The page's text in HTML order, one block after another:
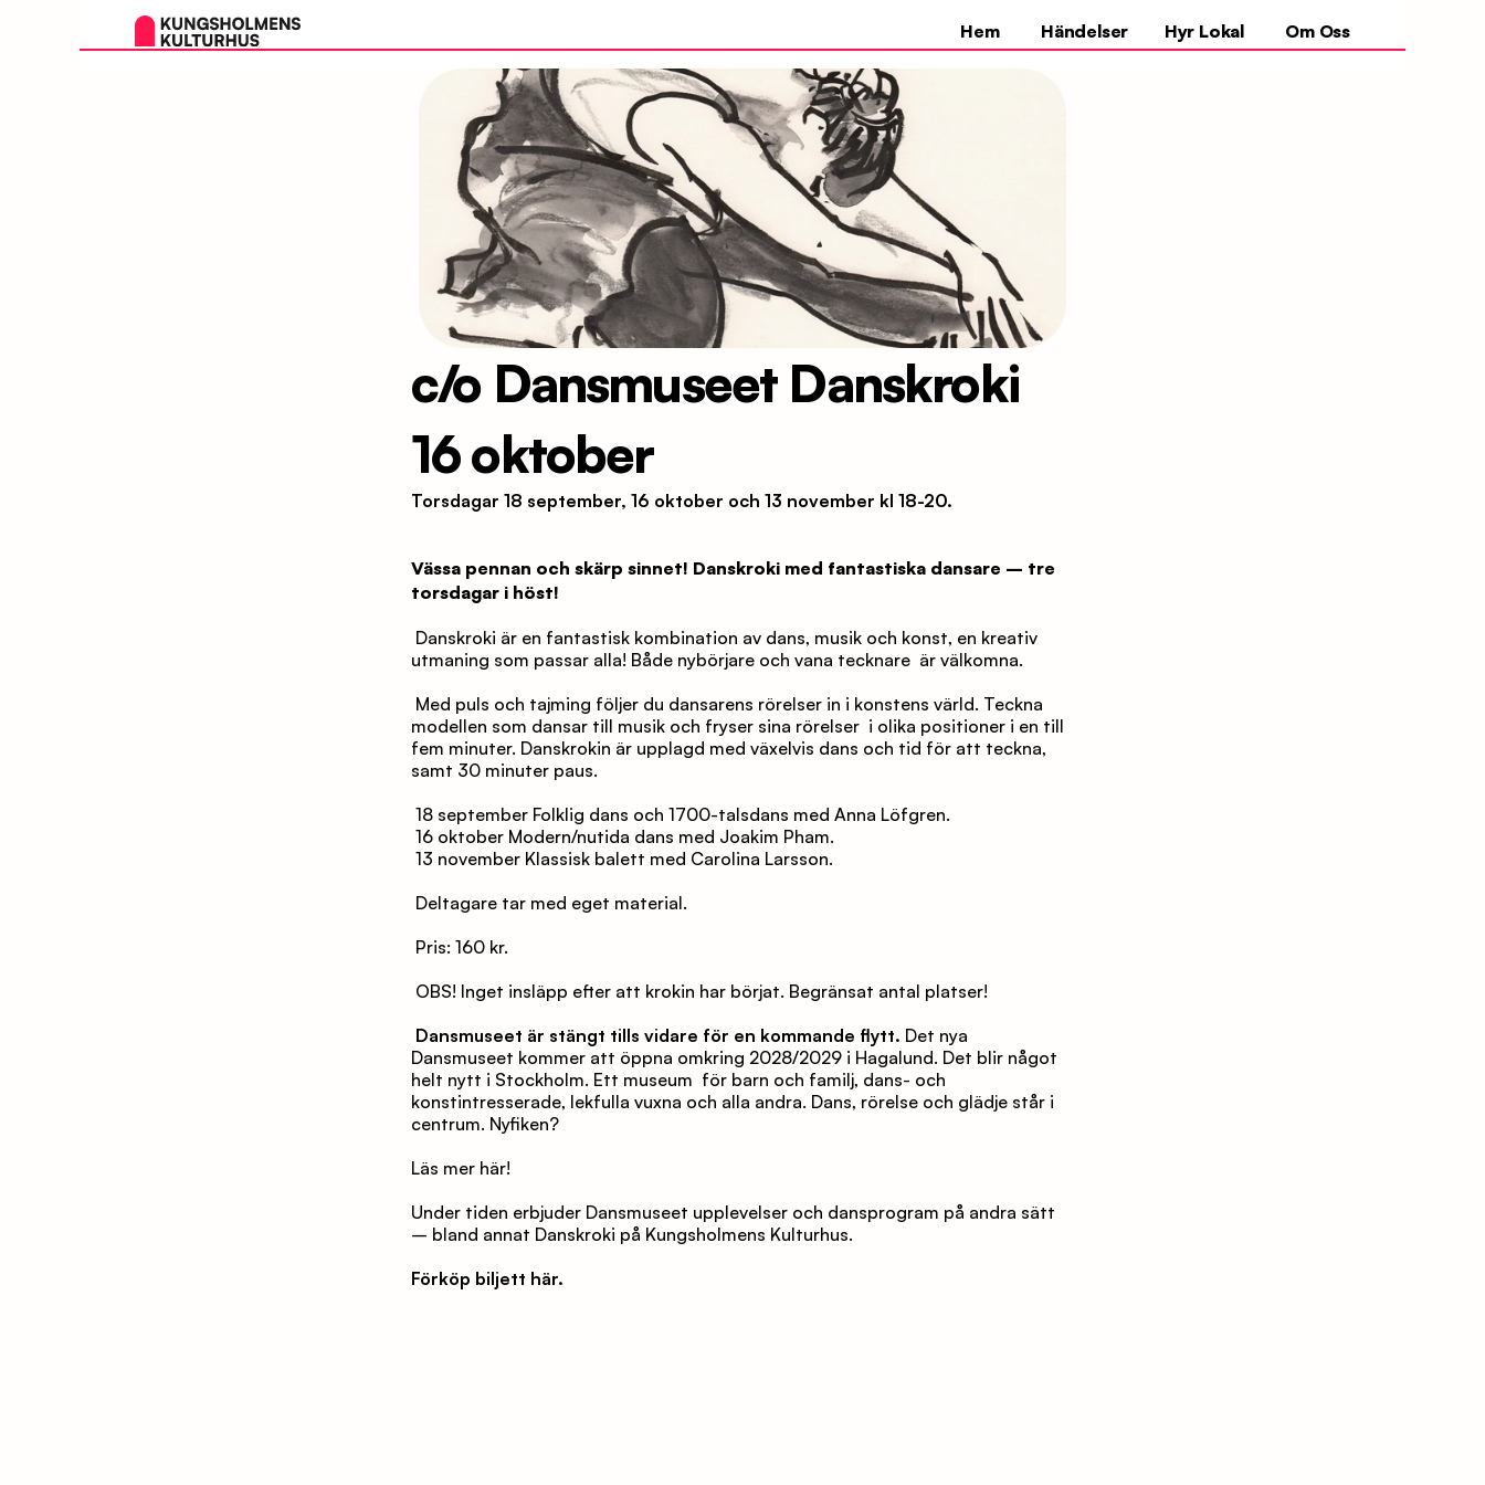
Hem Händelser Hyr Lokal Om Oss
c/o Dansmuseet Danskroki
16 oktober
Torsdagar 18 september, 16 oktober och 13 november kl 18-20.
Vässa pennan och skärp sinnet! Danskroki med fantastiska dansare – tre
torsdagar i höst!
utmaning som passar alla! Både nybörjare och vana tecknare  är välkomna.
modellen som dansar till musik och fryser sina rörelser  i olika positioner i en till
fem minuter. Danskrokin är upplagd med växelvis dans och tid för att teckna,
samt 30 minuter paus.
18 september Folklig dans och 1700-talsdans med Anna Löfgren.
16 oktober Modern/nutida dans med Joakim Pham.
13 november Klassisk balett med Carolina Larsson.
Deltagare tar med eget material.
Pris: 160 kr.
OBS! Inget insläpp efter att krokin har börjat. Begränsat antal platser!
Dansmuseet är stängt tills vidare för en kommande flytt. Det nya
Dansmuseet kommer att öppna omkring 2028/2029 i Hagalund. Det blir något
helt nytt i Stockholm. Ett museum  för barn och familj, dans- och
konstintresserade, lekfulla vuxna och alla andra. Dans, rörelse och glädje står i
centrum. Nyfiken?
Läs mer här!
Under tiden erbjuder Dansmuseet upplevelser och dansprogram på andra sätt
– bland annat Danskroki på Kungsholmens Kulturhus.
Förköp biljett här.